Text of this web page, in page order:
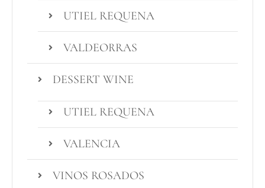
UTIEL REQUENA
VALDEORRAS
DESSERT WINE
UTIEL REQUENA
VALENCIA
VINOS ROSADOS